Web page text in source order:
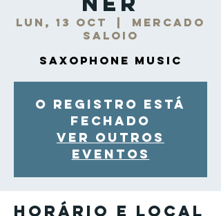
lun, 13 oct
Mercado
Saloio
Saxophone Music
O registro está
fechado
Ver outros
eventos
Horário e local